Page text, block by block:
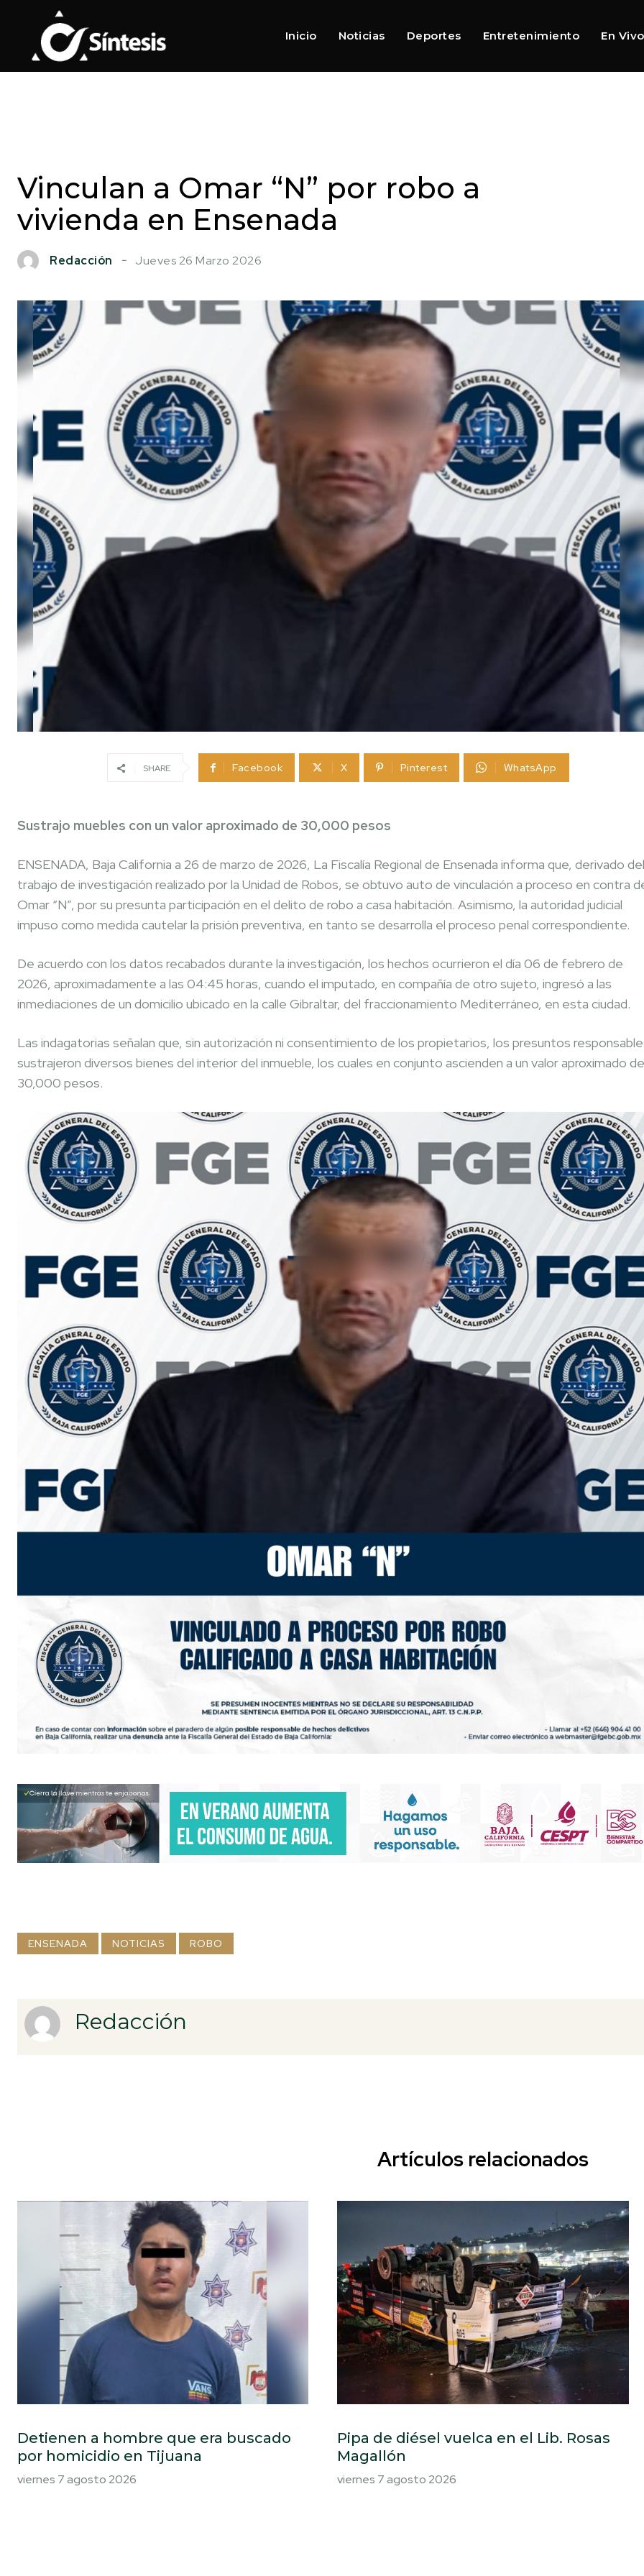
Inicio Noticias Deportes Entretenimiento En Vivo
Vinculan a Omar “N” por robo a
vivienda en Ensenada
Redacción Jueves 26 Marzo 2026
SHARE Facebook X Pinterest WhatsApp
Sustrajo muebles con un valor aproximado de 30,000 pesos
ENSENADA, Baja California a 26 de marzo de 2026, La Fiscalía Regional de Ensenada informa que, derivado del
trabajo de investigación realizado por la Unidad de Robos, se obtuvo auto de vinculación a proceso en contra
Omar “N”, por su presunta participación en el delito de robo a casa habitación. Asimismo, la autoridad judicial
impuso como medida cautelar la prisión preventiva, en tanto se desarrolla el proceso penal correspondiente.
De acuerdo con los datos recabados durante la investigación, los hechos ocurrieron el día 06 de febrero de
2026, aproximadamente a las 04:45 horas, cuando el imputado, en compañía de otro sujeto, ingresó a las
inmediaciones de un domicilio ubicado en la calle Gibraltar, del fraccionamiento Mediterráneo, en esta ciudad.
Las indagatorias señalan que, sin autorización ni consentimiento de los propietarios, los presuntos
sustrajeron diversos bienes del interior del inmueble, los cuales en conjunto ascienden a un valor aproximado de
30,000 pesos.
ENSENADA NOTICIAS ROBO
Redacción
Artículos relacionados
Detienen a hombre que era buscado
por homicidio en Tijuana
viernes 7 agosto 2026
Pipa de diésel vuelca en el Lib. Rosas
Magallón
viernes 7 agosto 2026